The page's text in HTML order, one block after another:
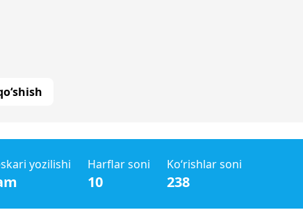
yozilishi Harflar soni
10
Ko‘rishlar soni
238